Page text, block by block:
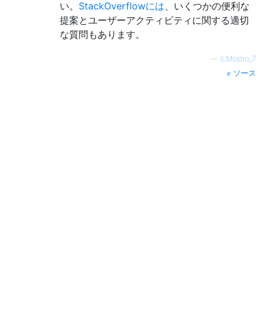
い。 StackOverflowには、いくつかの便利な
提案とユーザーアクティビティに関する適切
な質問もあります。
— ILMostro_7
ソース